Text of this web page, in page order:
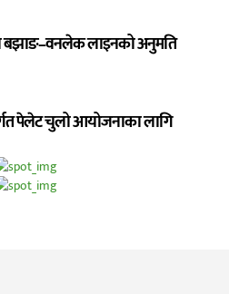
बझाङ–वनलेक लाइनको अनुमति
पेलेट चुलो आयोजनाका लागि